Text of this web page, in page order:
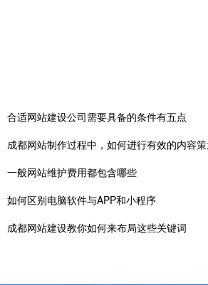
合适网站建设公司需要具备的条件有五点
成都网站制作过程中，如何进行有效的内容策
一般网站维护费用都包含哪些
如何区别电脑软件与APP和小程序
成都网站建设教你如何来布局这些关键词